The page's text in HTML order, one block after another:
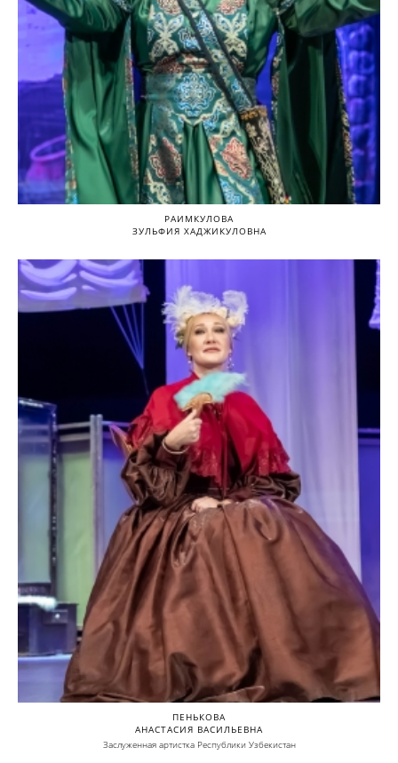
РАИМКУЛОВА
ЗУЛЬФИЯ ХАДЖИКУЛОВНА
ПЕНЬКОВА
АНАСТАСИЯ ВАСИЛЬЕВНА
Заслуженная артистка Республики Узбекистан